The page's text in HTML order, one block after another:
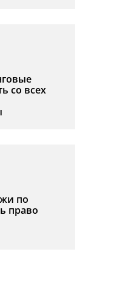
со всех
по
право